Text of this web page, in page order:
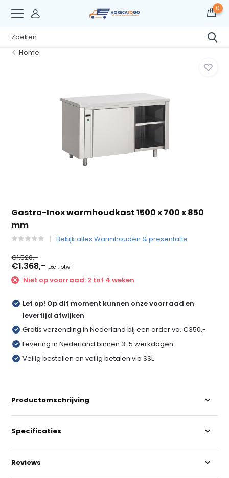
0
Home
Gastro-Inox warmhoudkast 1500 x 700 x 850
mm
Bekijk alles Warmhouden & presentatie
€1.520,-
€1.368,- Excl. btw
Niet op voorraad: 2 tot 4 weken
Let op! Op dit moment kunnen onze voorraad en
levertijd afwijken
Gratis verzending in Nederland bij een order va. €350,-
Levering in Nederland binnen 3-5 werkdagen
Veilig bestellen en veilig betalen via SSL
Productomschrijving
Specificaties
Reviews